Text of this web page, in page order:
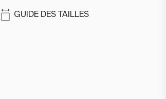
GUIDE DES TAILLES